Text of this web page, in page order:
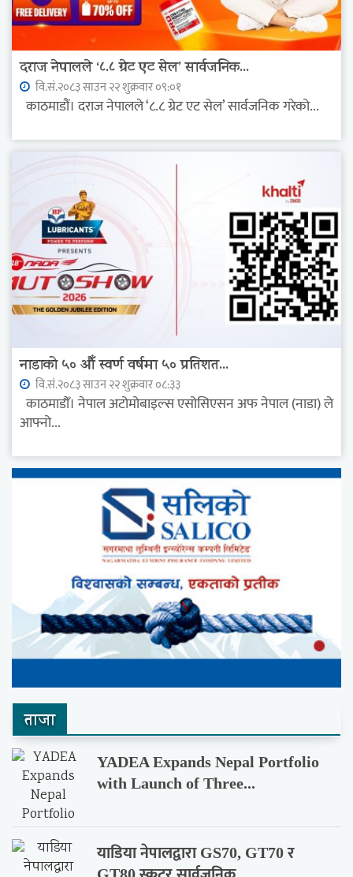
दराज नेपालले ‘८.८ ग्रेट एट सेल’ सार्वजनिक...
वि.सं.२०८३ साउन २२ शुक्रवार ०९:०१
काठमाडौं। दराज नेपालले ‘८.८ ग्रेट एट सेल’ सार्वजनिक गरेको...
नाडाको ५० औँ स्वर्ण वर्षमा ५० प्रतिशत...
वि.सं.२०८३ साउन २२ शुक्रवार ०८:३३
काठमाडौँ। नेपाल अटोमोबाइल्स एसोसिएसन अफ नेपाल (नाडा) ले
आफ्नो...
ताजा
YADEA Expands Nepal Portfolio
with Launch of Three...
याडिया नेपालद्वारा GS70, GT70 र